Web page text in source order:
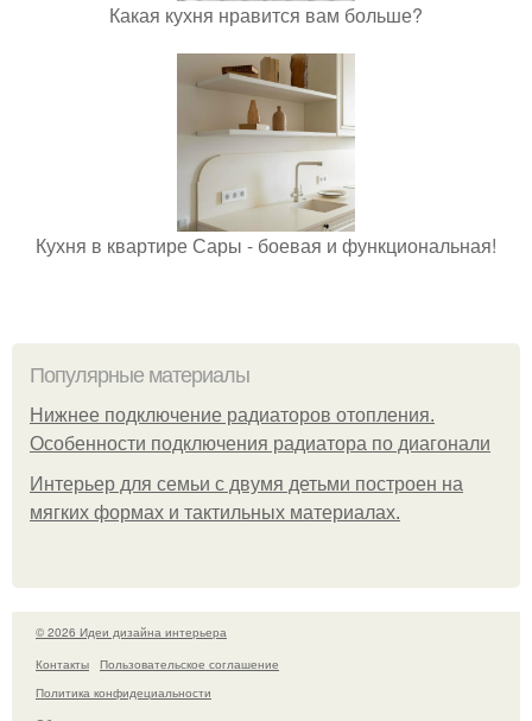
Какая кухня нравится вам больше?
Кухня в квартире Сары - боевая и функциональная!
Популярные материалы
Нижнее подключение радиаторов отопления.
Особенности подключения радиатора по диагонали
Интерьер для семьи с двумя детьми построен на
мягких формах и тактильных материалах.
© 2026 Идеи дизайна интерьера
Контакты
Пользовательское соглашение
Политика конфидециальности